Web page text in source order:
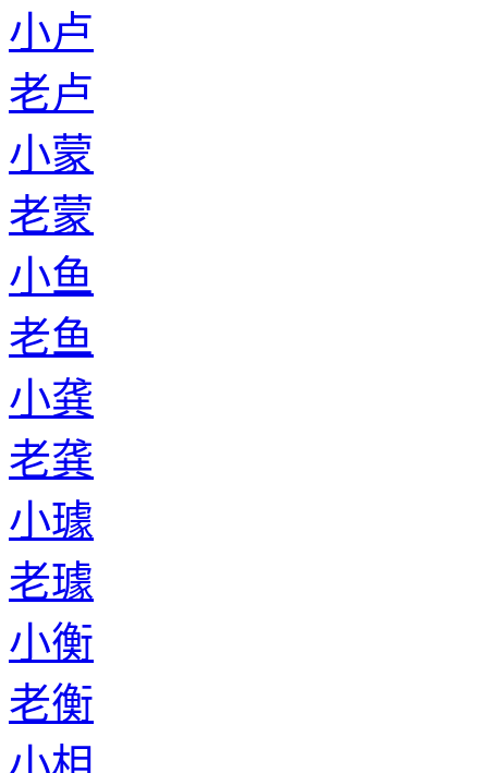
小卢
老卢
小蒙
老蒙
小鱼
老鱼
小龚
老龚
小璩
老璩
小衡
老衡